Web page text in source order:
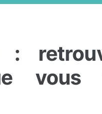
:
vous